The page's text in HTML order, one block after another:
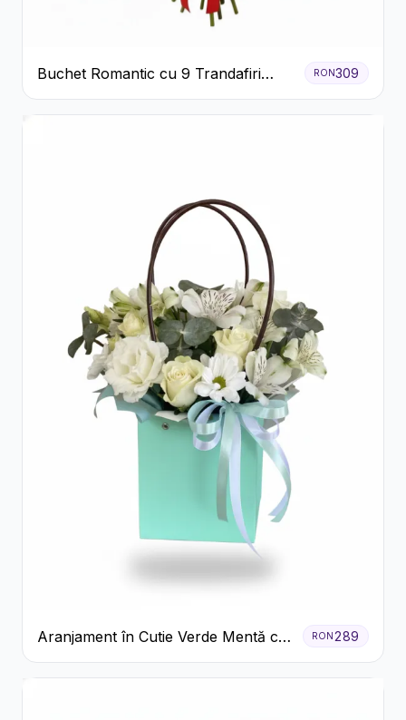
Buchet Romantic cu 9 Trandafiri
Roșii
RON309
Aranjament în Cutie Verde Mentă cu
Trandafiri și Alstroemeria
RON289